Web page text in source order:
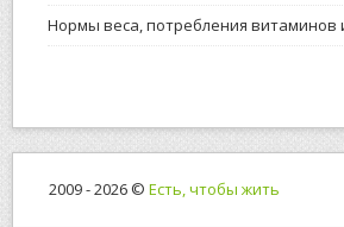
Нормы веса, потребления витаминов
2009 - 2026 © Есть, чтобы жить